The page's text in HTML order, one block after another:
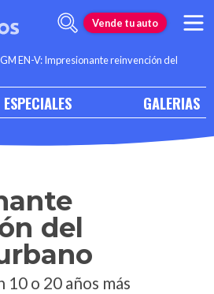
Vende tu auto
GM EN-V: Impresionante reinvención del
ESPECIALES GALERIAS
del
10 o 20 años más